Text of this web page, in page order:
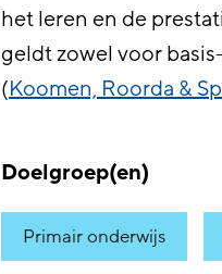
het leren en de
geldt zowel voor
(Koomen, Roorda &
Doelgroep(en)
Primair onderwijs